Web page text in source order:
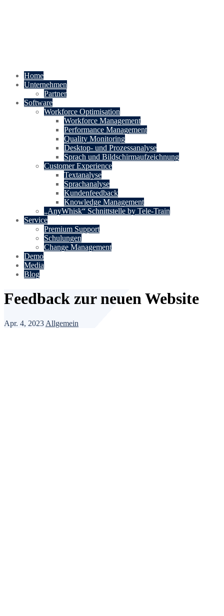
Home
Unternehmen
Partner
Software
Workforce Optimisation
Workforce Management
Performance Management
Quality Monitoring
Desktop- und Prozessanalyse
Sprach und Bildschirmaufzeichnung
Customer Experience
Textanalyse
Sprachanalyse
Kundenfeedback
Knowledge Management
„AnyWhisk“ Schnittstelle by Tele-Train
Service
Premium Support
Schulungen
Change Management
Demo
Media
Blog
Feedback zur neuen Website
Apr. 4, 2023 Allgemein